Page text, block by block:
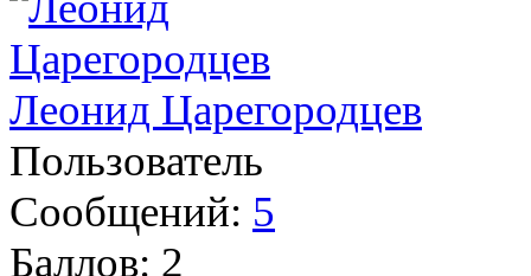
Леонид Царегородцев
Пользователь
Сообщений: 5
Баллов: 2